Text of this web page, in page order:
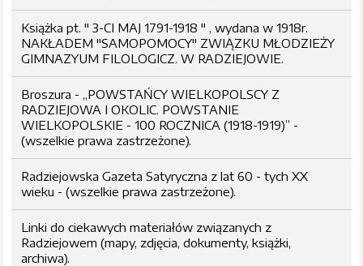
Książka pt. " 3-CI MAJ 1791-1918 " , wydana w 1918r.
NAKŁADEM "SAMOPOMOCY" ZWIĄZKU MŁODZIEŻY
GIMNAZYUM FILOLOGICZ. W RADZIEJOWIE.
Broszura - „POWSTAŃCY WIELKOPOLSCY Z
RADZIEJOWA I OKOLIC. POWSTANIE
WIELKOPOLSKIE - 100 ROCZNICA (1918-1919)” -
(wszelkie prawa zastrzeżone).
Radziejowska Gazeta Satyryczna z lat 60 - tych XX
wieku - (wszelkie prawa zastrzeżone).
Linki do ciekawych materiałów związanych z
Radziejowem (mapy, zdjęcia, dokumenty, książki,
archiwa).